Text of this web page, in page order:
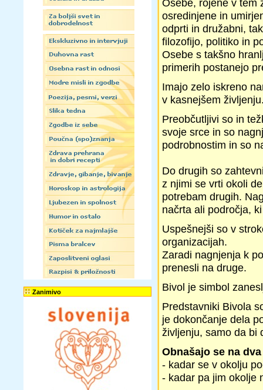
Zanimivo
Osebe, rojene v tem
osredinjene in
odprti in družabni,
filozofijo, politiko in
Osebe s takšno
primerih postanejo
Imajo zelo iskreno
v kasnejšem
Preobčutljivi so in
svoje srce in so
podrobnostim in so
Do drugih so
z njimi se vrti okoli
potrebam drugih.
načrta ali področja,
Uspešnejši so v
organizacijah.
Zaradi nagnjenja k
prenesli na druge.
Bivol je simbol
Predstavniki Bivola
je dokončanje dela
življenju, samo da bi
Obnašajo se na
- kadar se v okolju
- kadar pa jim okolje